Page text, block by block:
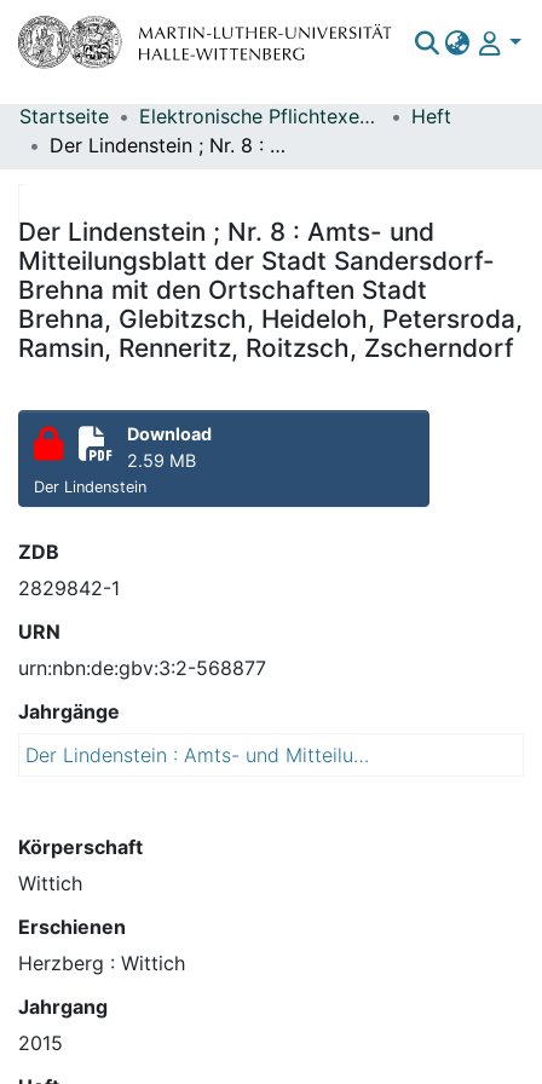
Bereiche & Sammlungen
Statistiken
Startseite Elektronische Pflichtexemplare
Heft
Der Lindenstein ; Nr. 8 : Amts- und Mitteilungsblatt der Stadt Sandersdorf-Brehna mit den Ortschaften Stadt Brehna, Glebitzsch, Heideloh, Petersroda, Ramsin, Renneritz, Roitzsch, Zscherndorf
Der Lindenstein ; Nr. 8 : Amts- und
Mitteilungsblatt der Stadt Sandersdorf-
Brehna mit den Ortschaften Stadt
Brehna, Glebitzsch, Heideloh, Petersroda,
Ramsin, Renneritz, Roitzsch, Zscherndorf
Download
2.59 MB
Der Lindenstein
ZDB
2829842-1
URN
urn:nbn:de:gbv:3:2-568877
Jahrgänge
Der Lindenstein : Amts- und Mitteilungsblatt der Stadt Sandersdorf-Brehna mit den Ortschaften Stadt Brehna, Glebitzsch, Heideloh, Petersroda, Ramsin, Renneritz, Roitzsch, Zscherndorf
Körperschaft
Wittich
Erschienen
Herzberg : Wittich
Jahrgang
2015